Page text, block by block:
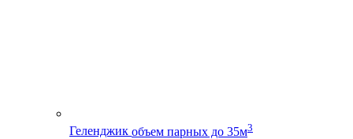
Геленджик объем парных до 35м3